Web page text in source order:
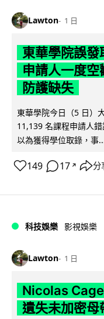
Lawton 1 日
東華學院誤發
申請人一度
防護缺失
東華學院今日（5 日）
11,139 名課程申請人
以為獲得學位取錄，事
149 17 ↗ 分
科技娛樂 影視娛樂
Lawton 1 日
Nicolas
遺失未加密母